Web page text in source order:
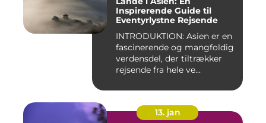
Inspirerende Guide til
Eventyrlystne Rejsende
INTRODUKTION: Asien er en
fascinerende og mangfoldig
verdensdel, der tiltrækker
rejsende fra hele ve...
13. jan